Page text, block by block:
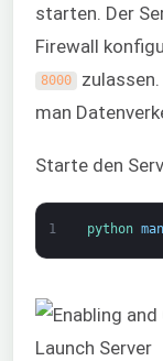
starten. Der
Firewall
8000 zulassen.
man
Starte den
1 python